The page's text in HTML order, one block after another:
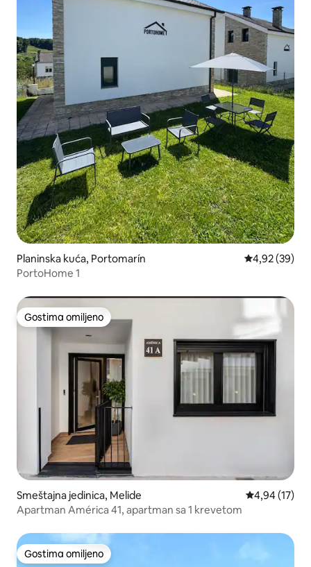
Planinska kuća, Portomarín Prosečna
4,92 (39)
PortoHome 1
Gostima omiljeno
Gostima omiljeno
Smeštajna jedinica, Melide Prosečna
4,94 (17)
Apartman América 41, apartman sa 1 krevetom
Gostima omiljeno
Gostima omiljeno